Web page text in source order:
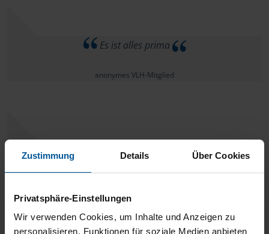
Zustimmung Details Über Cookies
Privatsphäre-Einstellungen
Wir verwenden Cookies, um Inhalte und Anzeigen zu
personalisieren, Funktionen für soziale Medien anbieten
Es ist alles prima
anonymes VLH-Mitglied
Hut ab und vielen Dank an die Beratungsstelle in Giesen
Heiner